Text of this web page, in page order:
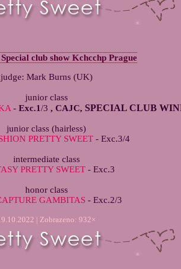
club show Kchcchp Prague
judge: Mark Burns (UK)
junior class
- Exc.1/3 , CAJC, SPECIAL CLUB
junior class (hairless)
PRETTY SWEET - Exc.3/4
intermediate class
PRETTY SWEET- Exc.3
honor class
GAMBITAS- Exc.2/3
| Zobrazeno: 932×